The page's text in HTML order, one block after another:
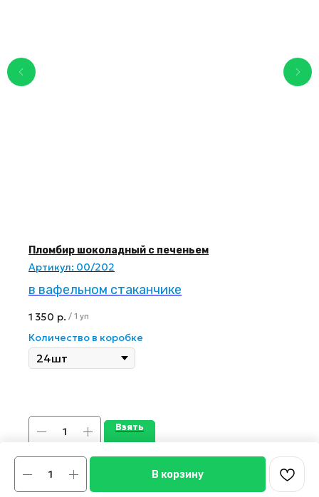
В корзину
Пломбир шоколадный с печеньем
Артикул: 00/202
в вафельном стаканчике
1 350 р. / 1 уп
Количество в коробке
Взять